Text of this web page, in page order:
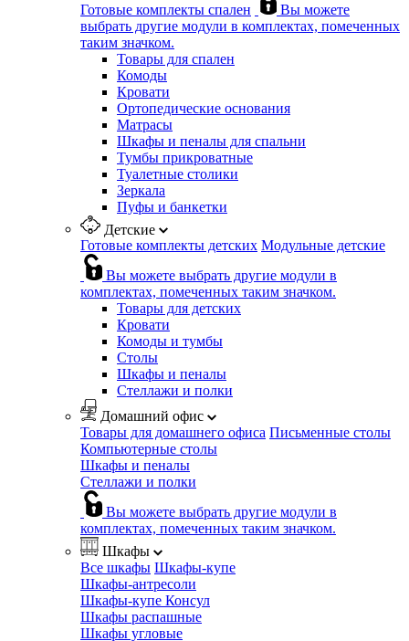
Готовые комплекты спален
Вы можете
выбрать другие модули в комплектах, помеченных
таким значком.
Товары для спален
Комоды
Кровати
Ортопедические основания
Матрасы
Шкафы и пеналы для спальни
Тумбы прикроватные
Туалетные столики
Зеркала
Пуфы и банкетки
Детские
Готовые комплекты детских Модульные детские
Вы можете выбрать другие модули в
комплектах, помеченных таким значком.
Товары для детских
Кровати
Комоды и тумбы
Столы
Шкафы и пеналы
Стеллажи и полки
Домашний офис
Товары для домашнего офиса Письменные столы
Компьютерные столы
Шкафы и пеналы
Стеллажи и полки
Вы можете выбрать другие модули в
комплектах, помеченных таким значком.
Шкафы
Все шкафы Шкафы-купе
Шкафы-антресоли
Шкафы-купе Консул
Шкафы распашные
Шкафы угловые